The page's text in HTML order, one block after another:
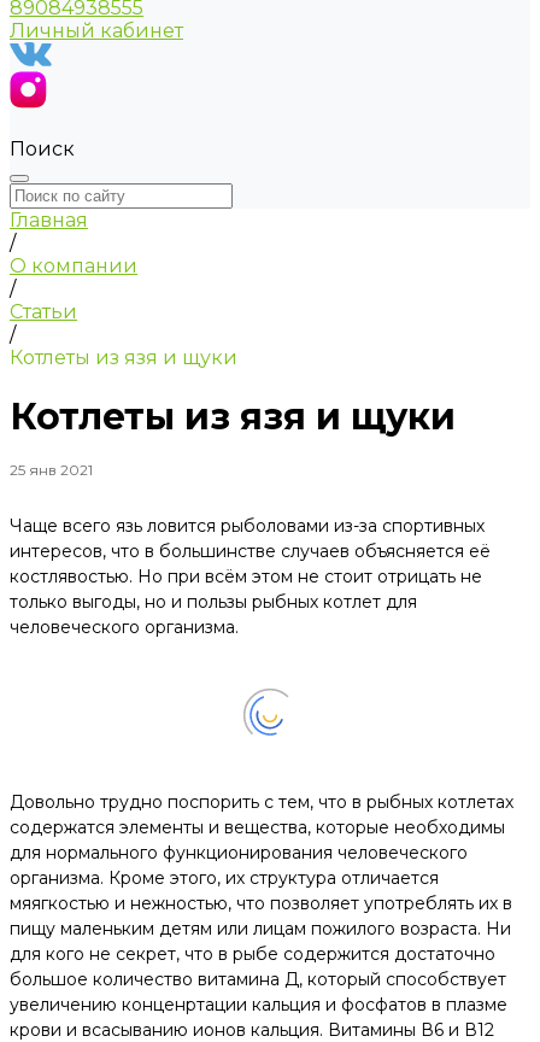
89084938555
Личный кабинет
Поиск
Главная
/
О компании
/
Статьи
/
Котлеты из язя и щуки
Котлеты из язя и щуки
25 янв 2021
Чаще всего язь ловится рыболовами из-за спортивных
интересов, что в большинстве случаев объясняется её
костлявостью. Но при всём этом не стоит отрицать не
только выгоды, но и пользы рыбных котлет для
человеческого организма.
Довольно трудно поспорить с тем, что в рыбных котлетах
содержатся элементы и вещества, которые необходимы
для нормального функционирования человеческого
организма. Кроме этого, их структура отличается
мяягкостью и нежностью, что позволяет употреблять их в
пищу маленьким детям или лицам пожилого возраста. Ни
для кого не секрет, что в рыбе содержится достаточно
большое количество витамина Д, который способствует
увеличению конценртации кальция и фосфатов в плазме
крови и всасыванию ионов кальция. Витамины В6 и В12